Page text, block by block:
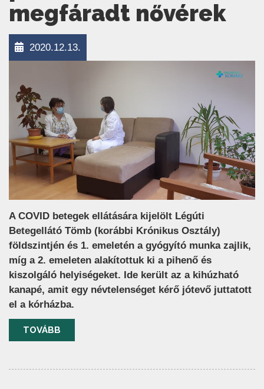
megfáradt nővérek
2020.12.13.
A COVID betegek ellátására kijelölt Légúti
Betegellátó Tömb (korábbi Krónikus Osztály)
földszintjén és 1. emeletén a gyógyító munka zajlik,
míg a 2. emeleten alakítottuk ki a pihenő és
kiszolgáló helyiségeket. Ide került az a kihúzható
kanapé, amit egy névtelenséget kérő jótevő juttatott
el a kórházba.
TOVÁBB